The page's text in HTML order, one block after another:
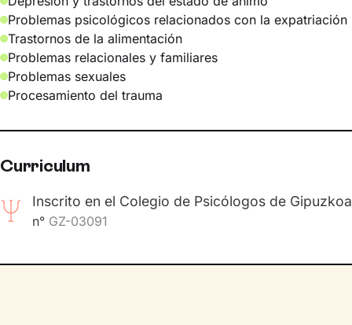
Problemas psicológicos relacionados con la expatriación
Trastornos de la alimentación
Problemas relacionales y familiares
Problemas sexuales
Procesamiento del trauma
Curriculum
Inscrito en el Colegio de Psicólogos de Gipuzkoa
n° GZ-03091